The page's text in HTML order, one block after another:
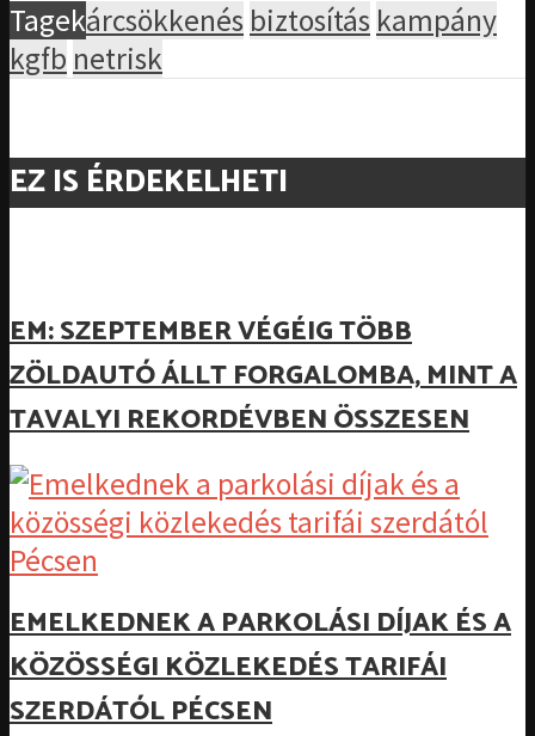
Tagekárcsökkenés biztosítás kampány
kgfb netrisk
EZ IS ÉRDEKELHETI
EM: SZEPTEMBER VÉGÉIG TÖBB
ZÖLDAUTÓ ÁLLT FORGALOMBA, MINT A
TAVALYI REKORDÉVBEN ÖSSZESEN
EMELKEDNEK A PARKOLÁSI DÍJAK ÉS A
KÖZÖSSÉGI KÖZLEKEDÉS TARIFÁI
SZERDÁTÓL PÉCSEN